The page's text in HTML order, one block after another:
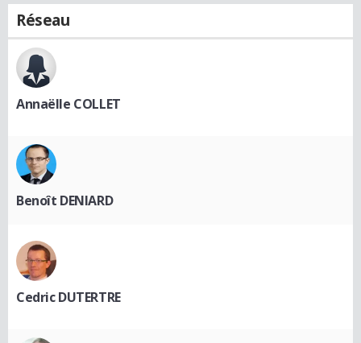
Réseau
Annaëlle COLLET
Benoît DENIARD
Cedric DUTERTRE